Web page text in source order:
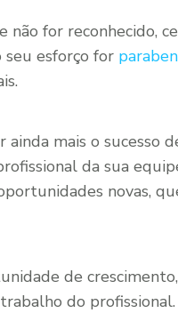
não for reconhecido,
esforço for
mais o sucesso
da sua
novas,
de
do